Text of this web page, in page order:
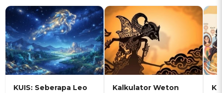
KUIS: Seberapa Leo
Kalkulator Weton